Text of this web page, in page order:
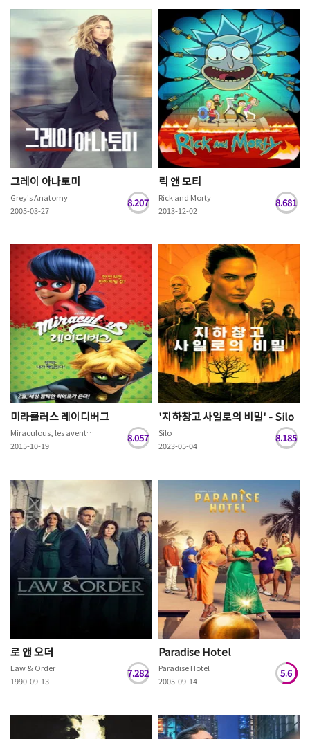
그레이 아나토미
Grey's Anatomy
2005-03-27
8.207
릭 앤 모티
Rick and Morty
2013-12-02
8.681
미라큘러스 레이디버그
Miraculous, les aventures de Ladybug et Chat Noir
2015-10-19
8.057
'지하창고 사일로의 비밀' - Silo
Silo
2023-05-04
8.185
로 앤 오더
Law & Order
1990-09-13
7.282
Paradise Hotel
Paradise Hotel
2005-09-14
5.6